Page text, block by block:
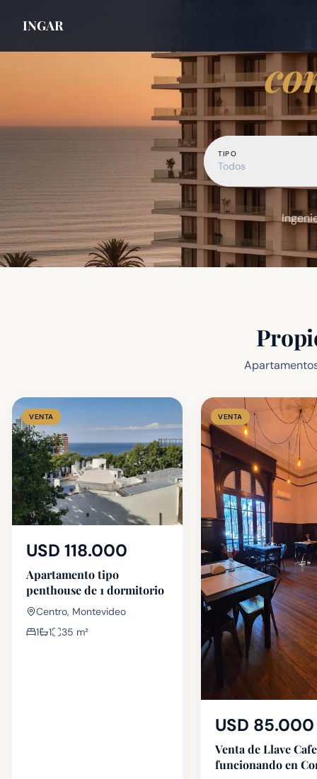
INGAR
TIPO
Todos
VENTA
USD 118.000
Apartamento tipo
penthouse de 1 dormitorio
Centro, Montevideo
1
1 35 m²
VENTA
USD 85.000
Venta de Llave
funcionando en